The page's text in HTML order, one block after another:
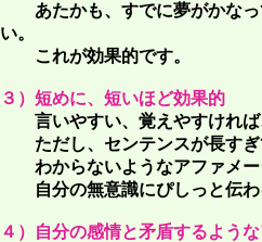
あたかも、すでに夢がかなっ
い。
これが効果的です。
３）短めに、短いほど効果的
言いやすい、覚えやすければ
ただし、センテンスが長すぎ
わからないようなアファメー
自分の無意識にぴしっと伝わ
４）自分の感情と矛盾するよう